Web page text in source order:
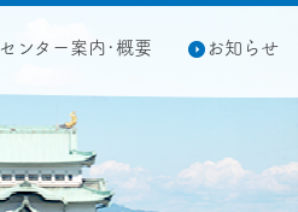
センター案内･概要 お知らせ